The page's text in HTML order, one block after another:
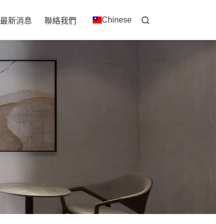
最新消息 聯絡我們 Chinese